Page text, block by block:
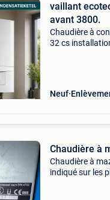
vaillant
avant 3800.
Chaudière à
32 cs
Neuf
Chaudière à
Chaudière à
indiqué sur les